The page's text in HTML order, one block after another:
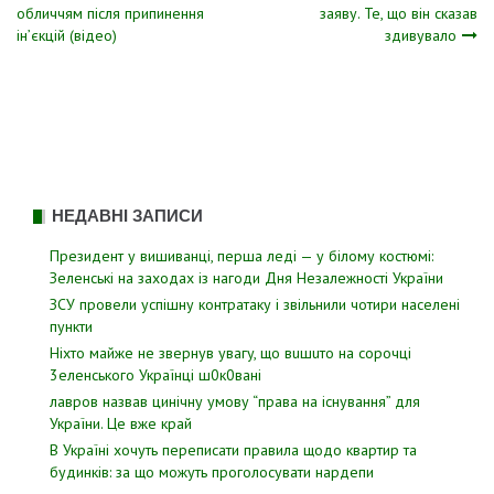
записів
обличчям після припинення
ін’єкцій (відео)
заяву. Те, що він сказав
здивувало
НЕДАВНІ ЗАПИСИ
Президент у вишиванці, перша леді — у білому костюмі:
Зеленські на заходах із нагоди Дня Незалежності України
ЗСУ пpовели уcпішну контратаку і звiльнили чотири наcелені
пyнкти
Hixтo мaйжe нe звepнyв yвaгy, щo вuшuтo нa copoчцi
3eлeнcькoгo Укpaїнцi ш0к0вaнi
лавров нaзвав цинiчну умoву “пpава на іcнування” для
Укpаїни. Цe вже кpай
В Україні хочуть переписати правила щодо квартир та
будинків: за що можуть проголосувати нардепи